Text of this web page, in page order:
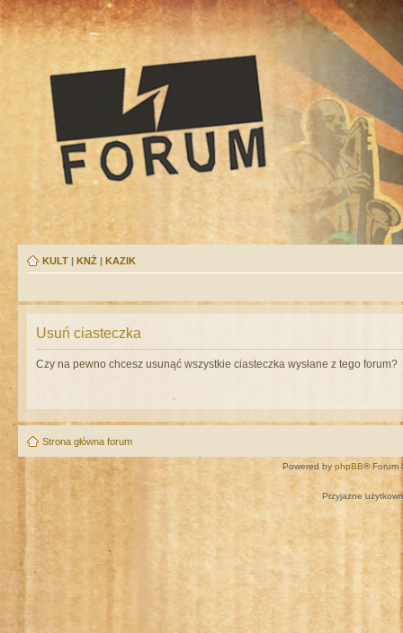
KULT | KNŻ | KAZIK
Usuń ciasteczka
Czy na pewno chcesz usunąć wszystkie ciasteczka wysłane z tego forum?
Strona główna forum
Powered by phpBB® Forum
Przyjazne